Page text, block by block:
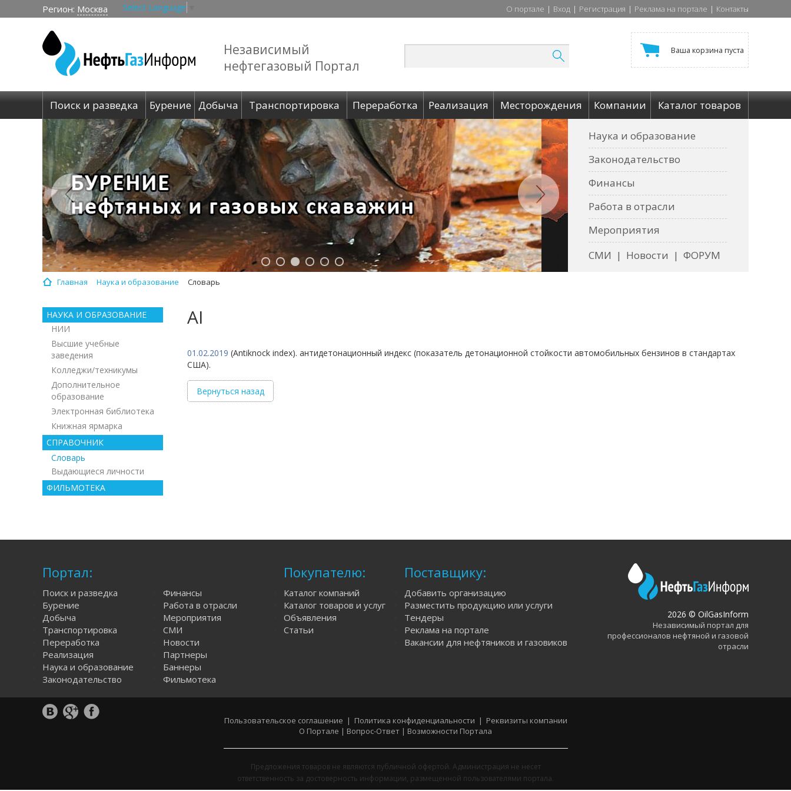
Регион: Москва Select Language О портале | Вход | Регистрация | Реклама на портале | Контакты
Независимый
нефтегазовый Портал
Ваша корзина пуста
Поиск и разведка Бурение Добыча Транспортировка Переработка Реализация Месторождения Компании Каталог товаров
Наука и образование
Законодательство
Финансы
Работа в отрасли
Мероприятия
СМИ | Новости | ФОРУМ
Главная Наука и образование Словарь
НАУКА И ОБРАЗОВАНИЕ
НИИ
Высшие учебные
заведения
Колледжи/техникумы
Дополнительное
образование
Электронная библиотека
Книжная ярмарка
СПРАВОЧНИК
Словарь
Выдающиеся личности
ФИЛЬМОТЕКА
AI
01.02.2019 (Antiknock index). антидетонационный индекс (показатель детонационной стойкости автомобильных бензинов в стандартах
США).
Вернуться назад
Портал:
Поиск и разведка
Бурение
Добыча
Транспортировка
Переработка
Реализация
Наука и образование
Законодательство
Финансы
Работа в отрасли
Мероприятия
СМИ
Новости
Партнеры
Баннеры
Фильмотека
Покупателю:
Каталог компаний
Каталог товаров и услуг
Объявления
Статьи
Поставщику:
Добавить организацию
Разместить продукцию или услуги
Тендеры
Реклама на портале
Вакансии для нефтяников и газовиков
2026 © OilGasInform
Независимый портал для
профессионалов нефтяной и газовой
отрасли
Пользовательское соглашение | Политика конфиденциальности | Реквизиты компании
О Портале | Вопрос-Ответ | Возможности Портала
Предложения товаров не являются публичной офертой. Администрация не несет
ответственность за достоверность информации, размещенной пользователями портала.